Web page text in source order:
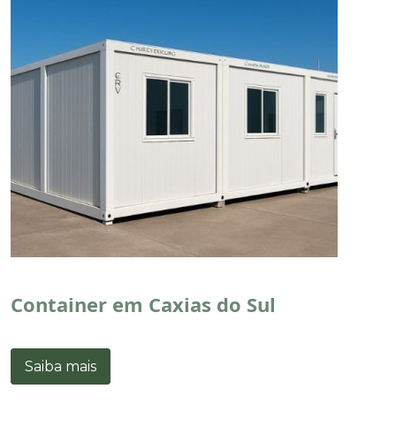
Container em Caxias do Sul
Saiba mais